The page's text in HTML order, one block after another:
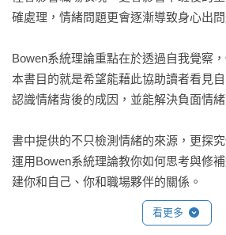
確處理，情緒問題更會逐漸導致身心出問
Bowen系統理論重點在於透過自我覺察
本書目的就是希望能藉此協助讀者看見
認識情緒背後的成因，並能解決負面情緒
書中提供的不只檢測情緒的來源，更探
運用Bowen系統理論教你如何思考與修
建你和自己、你和職場夥伴的關係。
看更多